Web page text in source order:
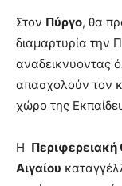
Στον Πύργο, θα
διαμαρτυρία την
αναδεικνύοντας
απασχολούν τον
χώρο της
Η
Αιγαίου